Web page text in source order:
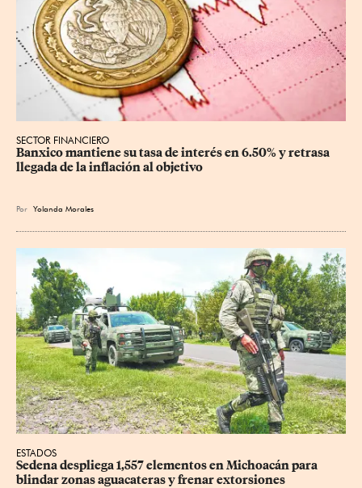
SECTOR FINANCIERO
Banxico mantiene su tasa de interés en 6.50% y retrasa
llegada de la inflación al objetivo
Por Yolanda Morales
ESTADOS
Sedena despliega 1,557 elementos en Michoacán para
blindar zonas aguacateras y frenar extorsiones